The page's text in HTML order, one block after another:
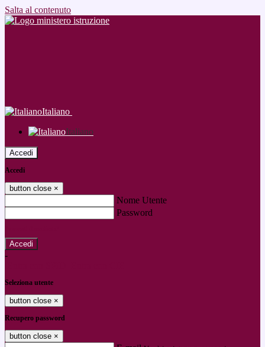
Salta al contenuto
Italiano
Italiano
Accedi
Accedi
button close ×
Nome Utente
Password
-
Seleziona utente
button close ×
Recupero password
button close ×